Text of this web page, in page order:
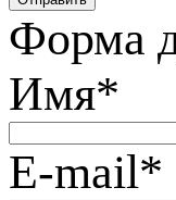
Форма
Имя*
E-mail*